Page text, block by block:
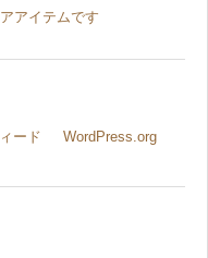
アイテムです
ード WordPress.org